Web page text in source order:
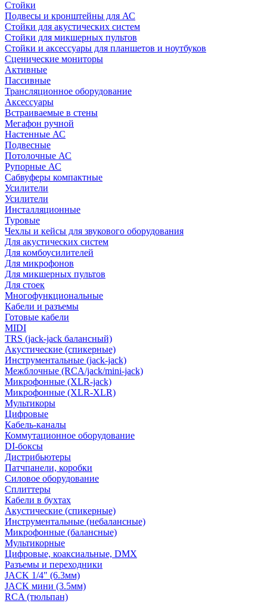
Стойки
Подвесы и кронштейны для АС
Стойки для акустических систем
Стойки для микшерных пультов
Стойки и аксессуары для планшетов и ноутбуков
Сценические мониторы
Активные
Пассивные
Трансляционное оборудование
Аксессуары
Встраиваемые в стены
Мегафон ручной
Настенные АС
Подвесные
Потолочные АС
Рупорные АС
Сабвуферы компактные
Усилители
Усилители
Инсталляционные
Туровые
Чехлы и кейсы для звукового оборудования
Для акустических систем
Для комбоусилителей
Для микрофонов
Для микшерных пультов
Для стоек
Многофункциональные
Кабели и разъемы
Готовые кабели
MIDI
TRS (jack-jack балансный)
Акустические (спикерные)
Инструментальные (jack-jack)
Межблочные (RCA/jack/mini-jack)
Микрофонные (XLR-jack)
Микрофонные (XLR-XLR)
Мультикоры
Цифровые
Кабель-каналы
Коммутационное оборудование
DI-боксы
Дистрибьютеры
Патчпанели, коробки
Силовое оборудование
Сплиттеры
Кабели в бухтах
Акустические (спикерные)
Инструментальные (небалансные)
Микрофонные (балансные)
Мультикорные
Цифровые, коаксиальные, DMX
Разъемы и переходники
JACK 1/4" (6.3мм)
JACK мини (3.5мм)
RCA (тюльпан)